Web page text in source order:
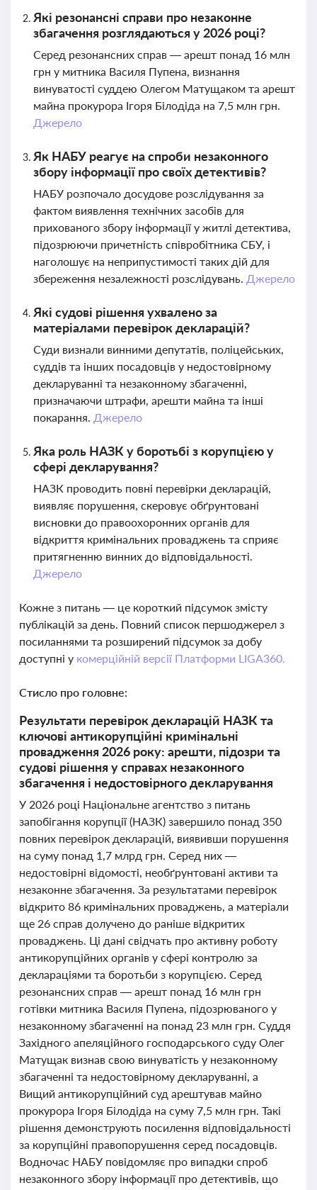
Які резонансні справи про незаконне
збагачення розглядаються у 2026 році?
Серед резонансних справ — арешт понад 16 млн
грн у митника Василя Пупена, визнання
винуватості суддею Олегом Матущаком та арешт
майна прокурора Ігоря Білодіда на 7,5 млн грн.
Джерело
Як НАБУ реагує на спроби незаконного
збору інформації про своїх детективів?
НАБУ розпочало досудове розслідування за
фактом виявлення технічних засобів для
прихованого збору інформації у житлі детектива,
підозрюючи причетність співробітника СБУ, і
наголошує на неприпустимості таких дій для
збереження незалежності розслідувань. Джерело
Які судові рішення ухвалено за
матеріалами перевірок декларацій?
Суди визнали винними депутатів, поліцейських,
суддів та інших посадовців у недостовірному
декларуванні та незаконному збагаченні,
призначаючи штрафи, арешти майна та інші
покарання. Джерело
Яка роль НАЗК у боротьбі з корупцією у
сфері декларування?
НАЗК проводить повні перевірки декларацій,
виявляє порушення, скеровує обґрунтовані
висновки до правоохоронних органів для
відкриття кримінальних проваджень та сприяє
притягненню винних до відповідальності.
Джерело
Кожне з питань — це короткий підсумок змісту
публікацій за день. Повний список першоджерел з
посиланнями та розширений підсумок за добу
доступні у комерційній версії Платформи LIGA360.
Стисло про головне:
Результати перевірок декларацій НАЗК та
ключові антикорупційні кримінальні
провадження 2026 року: арешти, підозри та
судові рішення у справах незаконного
збагачення і недостовірного декларування
У 2026 році Національне агентство з питань
запобігання корупції (НАЗК) завершило понад 350
повних перевірок декларацій, виявивши порушення
на суму понад 1,7 млрд грн. Серед них —
недостовірні відомості, необґрунтовані активи та
незаконне збагачення. За результатами перевірок
відкрито 86 кримінальних проваджень, а матеріали
ще 26 справ долучено до раніше відкритих
проваджень. Ці дані свідчать про активну роботу
антикорупційних органів у сфері контролю за
деклараціями та боротьби з корупцією. Серед
резонансних справ — арешт понад 16 млн грн
готівки митника Василя Пупена, підозрюваного у
незаконному збагаченні на понад 23 млн грн. Суддя
Західного апеляційного господарського суду Олег
Матущак визнав свою винуватість у незаконному
збагаченні та недостовірному декларуванні, а
Вищий антикорупційний суд арештував майно
прокурора Ігоря Білодіда на суму 7,5 млн грн. Такі
рішення демонструють посилення відповідальності
за корупційні правопорушення серед посадовців.
Водночас НАБУ повідомляє про випадки спроб
незаконного збору інформації про детективів, що